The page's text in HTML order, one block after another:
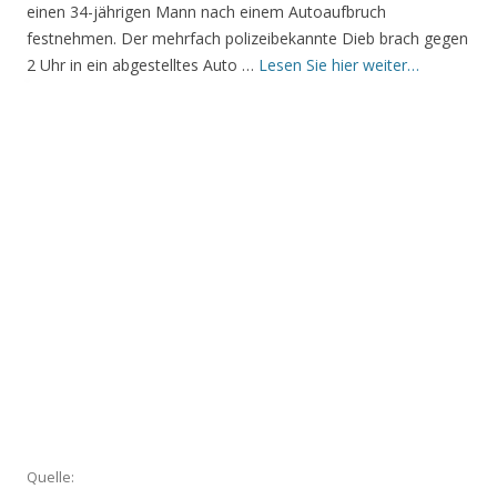
einen 34-jährigen Mann nach einem Autoaufbruch
festnehmen. Der mehrfach polizeibekannte Dieb brach gegen
2 Uhr in ein abgestelltes Auto … Lesen Sie hier weiter…
Quelle: